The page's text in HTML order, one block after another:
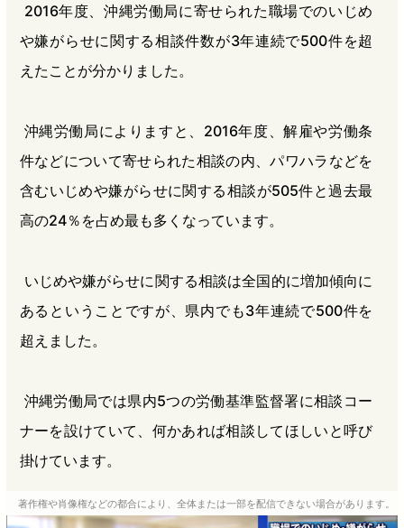
2016年度、沖縄労働局に寄せられた職場でのいじめ
や嫌がらせに関する相談件数が3年連続で500件を超
えたことが分かりました。
沖縄労働局によりますと、2016年度、解雇や労働条
件などについて寄せられた相談の内、パワハラなどを
含むいじめや嫌がらせに関する相談が505件と過去最
高の24％を占め最も多くなっています。
いじめや嫌がらせに関する相談は全国的に増加傾向に
あるということですが、県内でも3年連続で500件を
超えました。
沖縄労働局では県内5つの労働基準監督署に相談コー
ナーを設けていて、何かあれば相談してほしいと呼び
掛けています。
著作権や肖像権などの都合により、全体または一部を配信できない場合があります。